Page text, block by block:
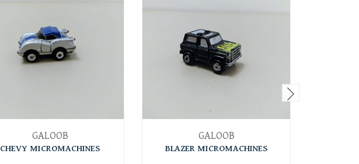
GALOOB
CHEVY MICROMACHINES
GALOOB
BLAZER MICROMACHINES